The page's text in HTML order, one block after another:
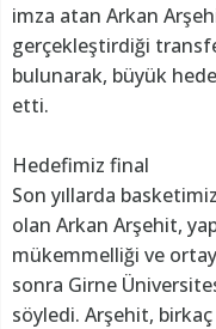
imza atan Arkan
gerçekleştirdiği
bulunarak, büyük
etti.
Hedefimiz final
Son yıllarda
olan Arkan Arşehit,
mükemmelliği ve
sonra Girne
söyledi. Arşehit,